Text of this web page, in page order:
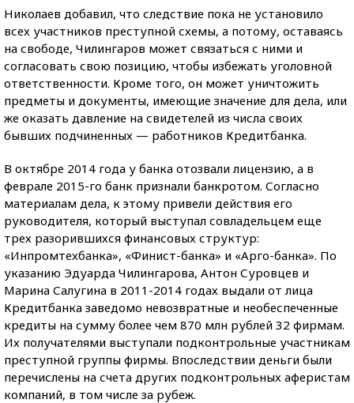
Николаев добавил, что следствие пока не установило
всех участников преступной схемы, а потому, оставаясь
на свободе, Чилингаров может связаться с ними и
согласовать свою позицию, чтобы избежать уголовной
ответственности. Кроме того, он может уничтожить
предметы и документы, имеющие значение для дела, или
же оказать давление на свидетелей из числа своих
бывших подчиненных — работников Кредитбанка.
В октябре 2014 года у банка отозвали лицензию, а в
феврале 2015-го банк признали банкротом. Согласно
материалам дела, к этому привели действия его
руководителя, который выступал совладельцем еще
трех разорившихся финансовых структур:
«Инпромтехбанка», «Финист-банка» и «Арго-банка». По
указанию Эдуарда Чилингарова, Антон Суровцев и
Марина Салугина в 2011-2014 годах выдали от лица
Кредитбанка заведомо невозвратные и необеспеченные
кредиты на сумму более чем 870 млн рублей 32 фирмам.
Их получателями выступали подконтрольные участникам
преступной группы фирмы. Впоследствии деньги были
перечислены на счета других подконтрольных аферистам
компаний, в том числе за рубеж.